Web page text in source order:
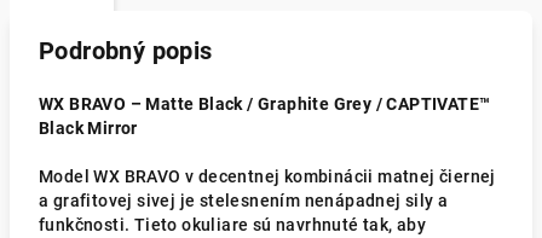
Podrobný popis
WX BRAVO – Matte Black / Graphite Grey / CAPTIVATE™
Black Mirror
Model WX BRAVO v decentnej kombinácii matnej čiernej
a grafitovej sivej je stelesnením nenápadnej sily a
funkčnosti. Tieto okuliare sú navrhnuté tak, aby